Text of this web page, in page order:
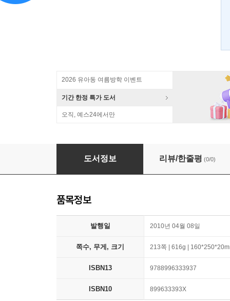
2026 유아동 여름방학 이벤트
기간 한정 특가 도서
오직, 예스24에서만
최 셰프의 크레이지 레시피 39
도서정보 리뷰/한줄평 (0/0)
품목정보
발행일 2010년 04월 08일
쪽수, 무게, 크기 213쪽 | 616g |
ISBN13 9788996333937
ISBN10 899633393X